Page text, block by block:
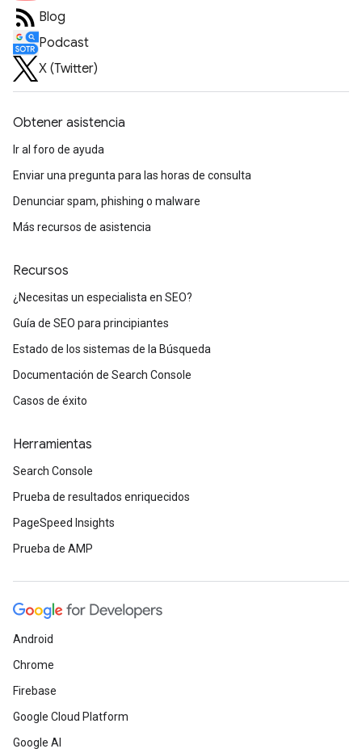
Blog
Podcast
X (Twitter)
Obtener asistencia
Ir al foro de ayuda
Enviar una pregunta para las horas de consulta
Denunciar spam, phishing o malware
Más recursos de asistencia
Recursos
¿Necesitas un especialista en SEO?
Guía de SEO para principiantes
Estado de los sistemas de la Búsqueda
Documentación de Search Console
Casos de éxito
Herramientas
Search Console
Prueba de resultados enriquecidos
PageSpeed Insights
Prueba de AMP
Android
Chrome
Firebase
Google Cloud Platform
Google AI